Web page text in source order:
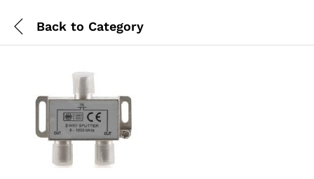
Back to Category